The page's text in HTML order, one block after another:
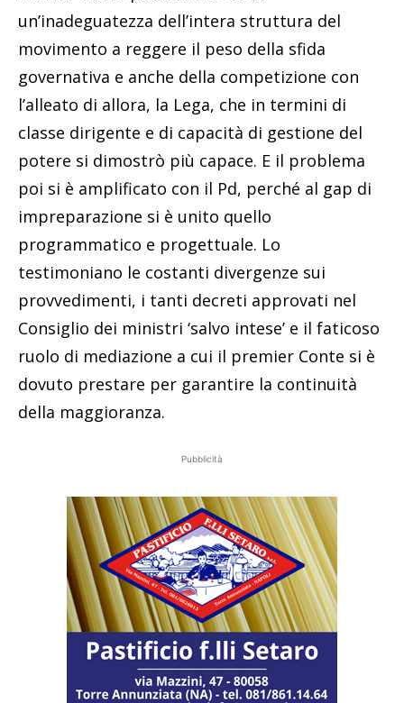
un’inadeguatezza dell’intera struttura del
movimento a reggere il peso della sfida
governativa e anche della competizione con
l’alleato di allora, la Lega, che in termini di
classe dirigente e di capacità di gestione del
potere si dimostrò più capace. E il problema
poi si è amplificato con il Pd, perché al gap di
impreparazione si è unito quello
programmatico e progettuale. Lo
testimoniano le costanti divergenze sui
provvedimenti, i tanti decreti approvati nel
Consiglio dei ministri ‘salvo intese’ e il faticoso
ruolo di mediazione a cui il premier Conte si è
dovuto prestare per garantire la continuità
della maggioranza.
Pubblicità